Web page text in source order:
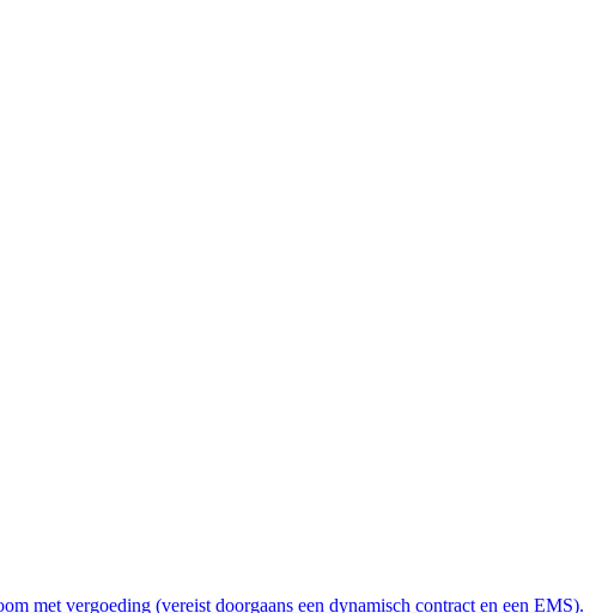
met vergoeding (vereist doorgaans een dynamisch contract en een EMS).